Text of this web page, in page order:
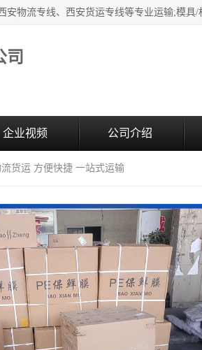
司
企业视频 公司介绍
货运 方便快捷 一站式运输